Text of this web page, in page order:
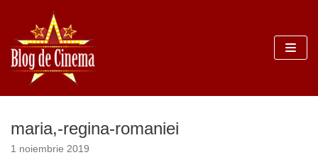
Sari
la
conținut
maria,-regina-romaniei
1 noiembrie 2019